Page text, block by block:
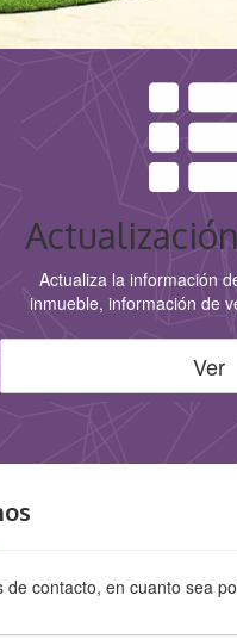
Actualiza la información
inmueble, información de
Ver
de contacto, en cuanto sea